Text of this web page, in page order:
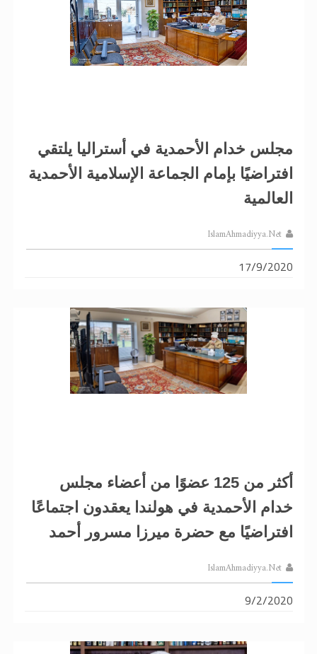
مجلس خدام الأحمدية في أستراليا يلتقي
افتراضيًا بإمام الجماعة الإسلامية الأحمدية
العالمية
IslamAhmadiyya.Net
17/9/2020
أكثر من 125 عضوًا من أعضاء مجلس
خدام الأحمدية في هولندا يعقدون اجتماعًا
افتراضيًا مع حضرة ميرزا مسرور أحمد
IslamAhmadiyya.Net
9/2/2020